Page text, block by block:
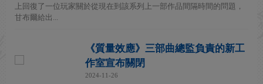
上回復了一位玩家關於從現在到該系列上一部作品間隔時間的問題，
甘布爾給出...
《質量效應》三部曲總監負責的新工
作室宣布關閉
2024-11-26